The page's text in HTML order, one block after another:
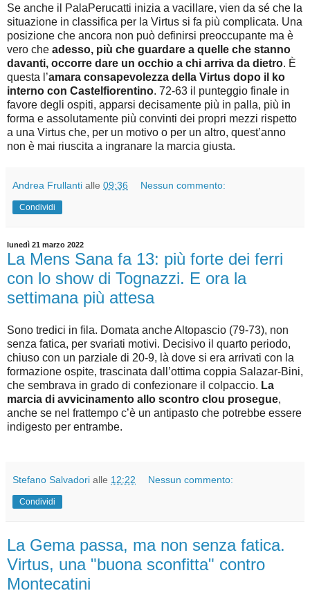
Se anche il PalaPerucatti inizia a vacillare, vien da sé che la
situazione in classifica per la Virtus si fa più complicata. Una
posizione che ancora non può definirsi preoccupante ma è
vero che adesso, più che guardare a quelle che stanno
davanti, occorre dare un occhio a chi arriva da dietro. È
questa l’amara consapevolezza della Virtus dopo il ko
interno con Castelfiorentino. 72-63 il punteggio finale in
favore degli ospiti, apparsi decisamente più in palla, più in
forma e assolutamente più convinti dei propri mezzi rispetto
a una Virtus che, per un motivo o per un altro, quest’anno
non è mai riuscita a ingranare la marcia giusta.
Andrea Frullanti alle 09:36 Nessun commento:
Condividi
lunedì 21 marzo 2022
La Mens Sana fa 13: più forte dei ferri
con lo show di Tognazzi. E ora la
settimana più attesa
Sono tredici in fila. Domata anche Altopascio (79-73), non
senza fatica, per svariati motivi. Decisivo il quarto periodo,
chiuso con un parziale di 20-9, là dove si era arrivati con la
formazione ospite, trascinata dall’ottima coppia Salazar-Bini,
che sembrava in grado di confezionare il colpaccio. La
marcia di avvicinamento allo scontro clou prosegue,
anche se nel frattempo c’è un antipasto che potrebbe essere
indigesto per entrambe.
Stefano Salvadori alle 12:22 Nessun commento:
Condividi
La Gema passa, ma non senza fatica.
Virtus, una "buona sconfitta" contro
Montecatini